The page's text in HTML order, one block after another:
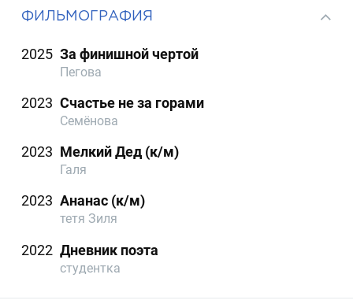
ФИЛЬМОГРАФИЯ
2025 За финишной чертой
Пегова
2023 Счастье не за горами
Семёнова
2023 Мелкий Дед (к/м)
Галя
2023 Ананас (к/м)
тетя Зиля
2022 Дневник поэта
студентка